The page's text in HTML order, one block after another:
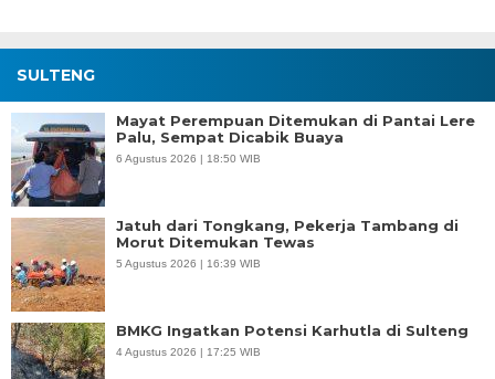
SULTENG
Mayat Perempuan Ditemukan di Pantai Lere
Palu, Sempat Dicabik Buaya
6 Agustus 2026 | 18:50 WIB
Jatuh dari Tongkang, Pekerja Tambang di
Morut Ditemukan Tewas
5 Agustus 2026 | 16:39 WIB
BMKG Ingatkan Potensi Karhutla di Sulteng
4 Agustus 2026 | 17:25 WIB